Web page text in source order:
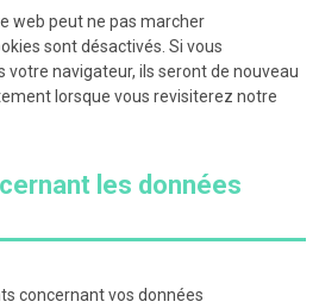
web peut ne pas marcher
sont désactivés. Si vous
votre navigateur, ils seront de nouveau
lorsque vous revisiterez notre
les données
concernant vos données